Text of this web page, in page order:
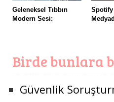
Geleneksel Tıbbın
Modern Sesi:
Spotify
Birde bunlara
Güvenlik